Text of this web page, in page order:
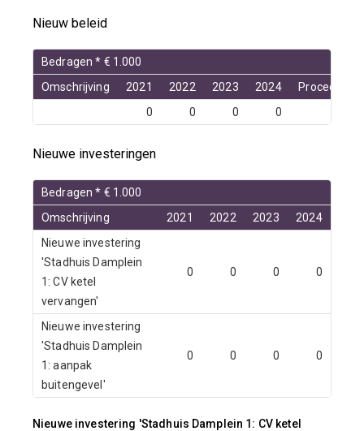
Nieuw beleid
Bedragen * € 1.000
Omschrijving
2021 2022 2023 2024
Procedure
0
0 0 0
Nieuwe investeringen
Bedragen * € 1.000
Omschrijving
2021 2022 2023
2024
Nieuwe investering
'Stadhuis Damplein
1: CV ketel
vervangen'
0 0 0 0
Nieuwe investering
'Stadhuis Damplein
1: aanpak
buitengevel'
0 0 0 0
Nieuwe investering 'Stadhuis Damplein 1: CV ketel